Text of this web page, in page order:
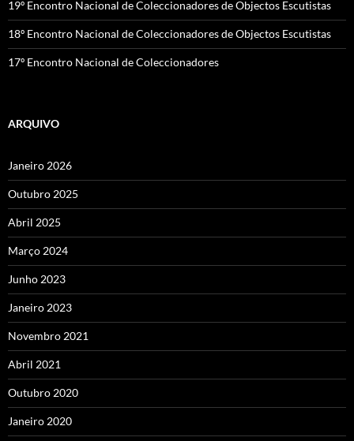
19º Encontro Nacional de Coleccionadores de Objectos Escutistas
18º Encontro Nacional de Coleccionadores de Objectos Escutistas
17º Encontro Nacional de Coleccionadores
ARQUIVO
Janeiro 2026
Outubro 2025
Abril 2025
Março 2024
Junho 2023
Janeiro 2023
Novembro 2021
Abril 2021
Outubro 2020
Janeiro 2020